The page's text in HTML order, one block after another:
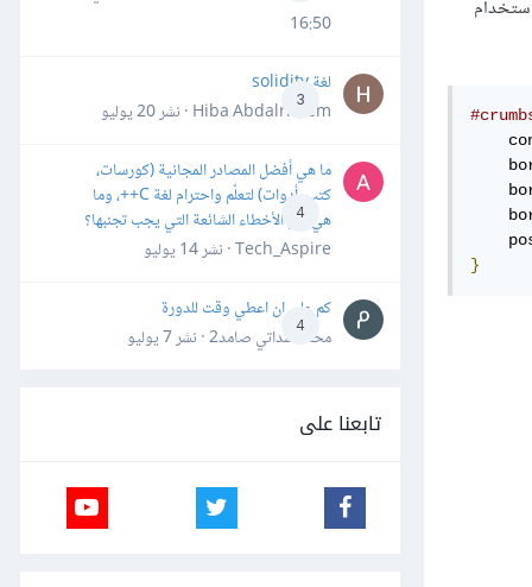
}
16:50
3
لغة solidity
Hiba Abdalrheem · نشر
20 يوليو
4
ما هي أفضل المصادر المجانية (كورسات،
كتب، أدوات) لتعلّم واحترام لغة C++، وما
هي أهم الأخطاء الشائعة التي يجب تجنبها؟
Tech_Aspire · نشر
14 يوليو
4
كم علي ان اعطي وقت للدورة
محمد سداتي صامد2 · نشر
7 يوليو
تابعنا على